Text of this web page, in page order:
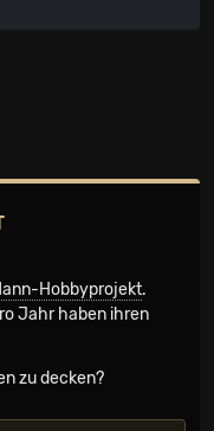
Hobbyprojekt.
Jahr haben ihren
zu decken?